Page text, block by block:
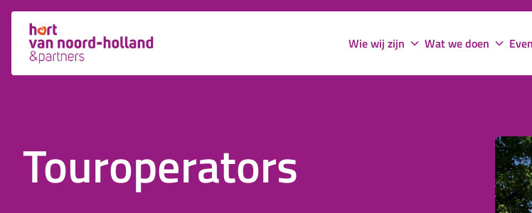
Wie wij zijn Wat we doen
Touroperators